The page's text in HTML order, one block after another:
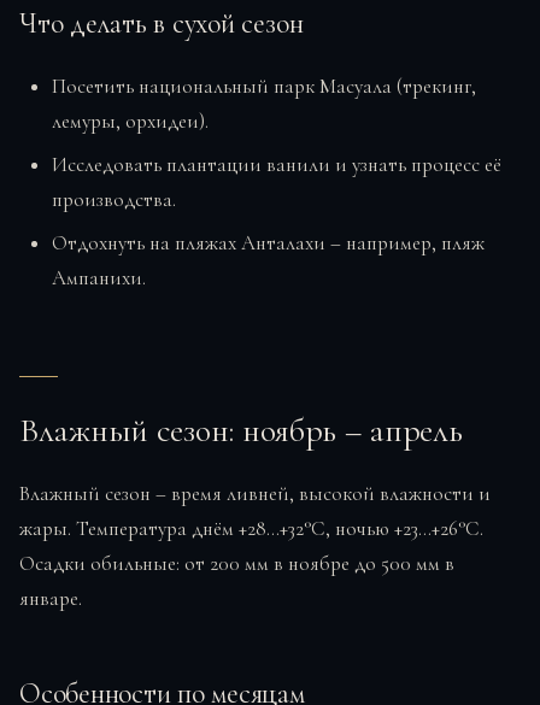
Что делать в сухой сезон
Посетить национальный парк Масуала (трекинг,
лемуры, орхидеи).
Исследовать плантации ванили и узнать процесс её
производства.
Отдохнуть на пляжах Анталахи – например, пляж
Ампанихи.
Влажный сезон: ноябрь – апрель
Влажный сезон – время ливней, высокой влажности и
жары. Температура днём +28…+32°C, ночью +23…+26°C.
Осадки обильные: от 200 мм в ноябре до 500 мм в
январе.
Особенности по месяцам